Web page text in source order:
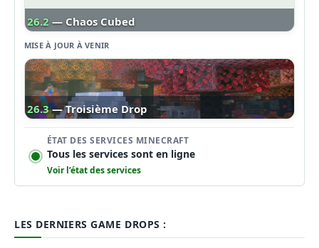
26.2 — Chaos Cubed
MISE À JOUR À VENIR
26.3 — Troisième Drop
ÉTAT DES SERVICES MINECRAFT
Tous les services sont en ligne
Voir l’état des services
LES DERNIERS GAME DROPS :